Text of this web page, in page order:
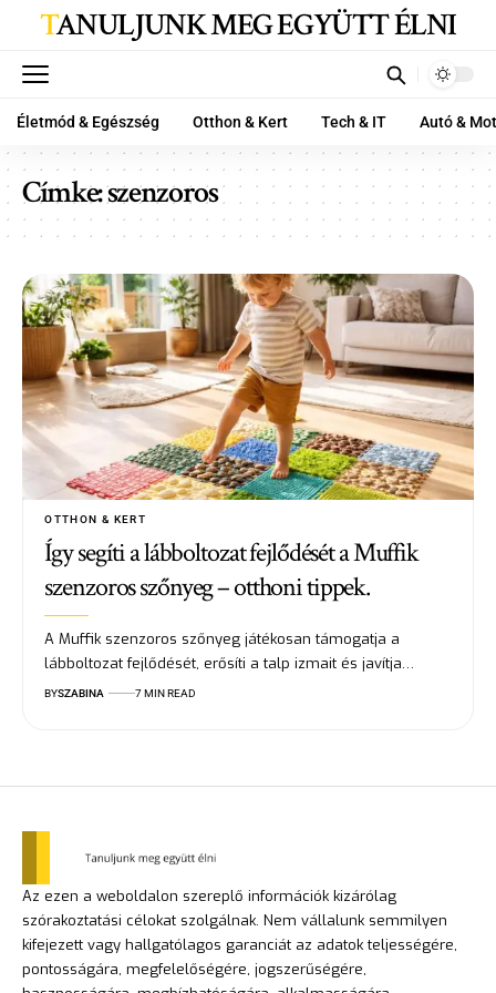
TANULJUNK MEG EGYÜTT ÉLNI
Életmód & Egészség Otthon & Kert Tech & IT Autó &
Címke:szenzoros
OTTHON & KERT
Így segíti a lábboltozat fejlődését a Muffik
szenzoros szőnyeg – otthoni tippek.
A Muffik szenzoros szőnyeg játékosan támogatja a
lábboltozat fejlődését, erősíti a talp izmait és javítja…
BYSZABINA 7 MIN READ
Az ezen a weboldalon szereplő információk kizárólag
szórakoztatási célokat szolgálnak. Nem vállalunk semmilyen
kifejezett vagy hallgatólagos garanciát az adatok teljességére,
pontosságára, megfelelőségére, jogszerűségére,